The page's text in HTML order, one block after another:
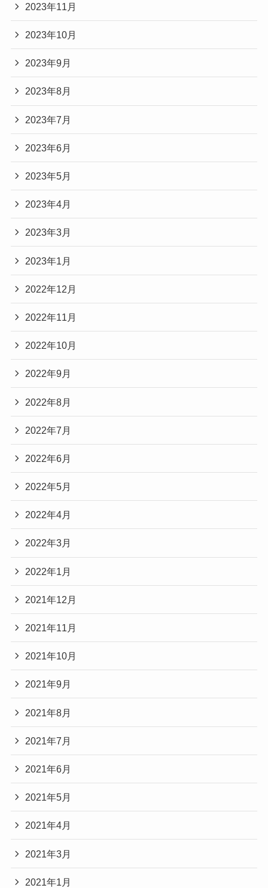
2023年11月
2023年10月
2023年9月
2023年8月
2023年7月
2023年6月
2023年5月
2023年4月
2023年3月
2023年1月
2022年12月
2022年11月
2022年10月
2022年9月
2022年8月
2022年7月
2022年6月
2022年5月
2022年4月
2022年3月
2022年1月
2021年12月
2021年11月
2021年10月
2021年9月
2021年8月
2021年7月
2021年6月
2021年5月
2021年4月
2021年3月
2021年1月